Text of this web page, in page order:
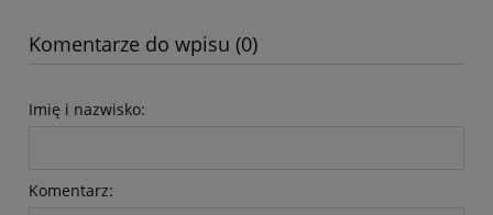
Komentarze do wpisu (0)
Imię i nazwisko:
Komentarz: